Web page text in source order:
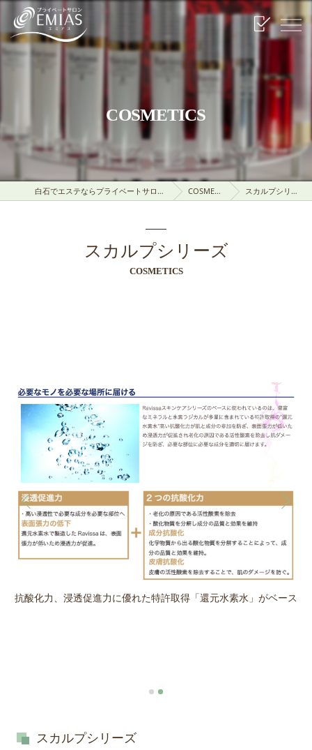
COSMETICS
白石でエステならプライベートサロンEMIAS COSMETICS スカルプシリーズ
COSMETICS
スカルプシリーズ
抗酸化力、浸透促進力に優れた特許取得「還元水素水」がベース
スカルプシリーズ